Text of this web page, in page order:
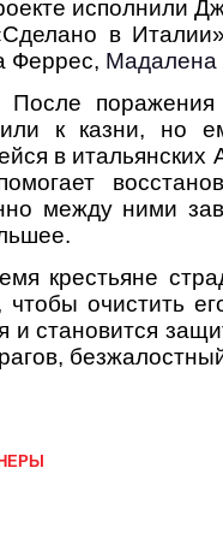
исполнили
в
Феррес, Мадалена
После поражения
к казни, но
в итальянских
между ними
крестьяне
чтобы очистить
и становится